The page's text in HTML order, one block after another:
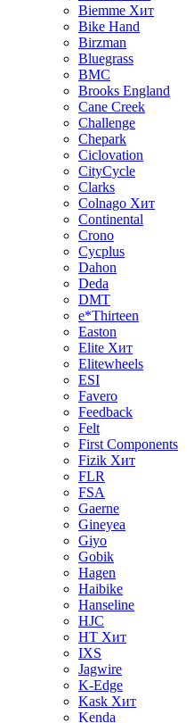
Biemme Хит
Bike Hand
Birzman
Bluegrass
BMC
Brooks England
Cane Creek
Challenge
Chepark
Ciclovation
CityCycle
Clarks
Colnago Хит
Continental
Crono
Cycplus
Dahon
Deda
DMT
e*Thirteen
Easton
Elite Хит
Elitewheels
ESI
Favero
Feedback
Felt
First Components
Fizik Хит
FLR
FSA
Gaerne
Gineyea
Giyo
Gobik
Hagen
Haibike
Hanseline
HJC
HT Хит
IXS
Jagwire
K-Edge
Kask Хит
Kenda